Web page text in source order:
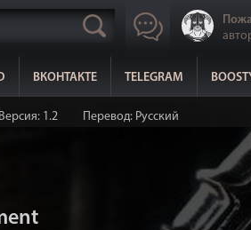
ВКОНТАКТЕ TELEGRAM
Версия: 1.2 Перевод: Русский